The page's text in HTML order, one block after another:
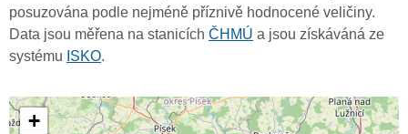
posuzována podle nejméně příznivě hodnocené veličiny.
Data jsou měřena na stanicích ČHMÚ a jsou získáváná ze
systému ISKO.
+